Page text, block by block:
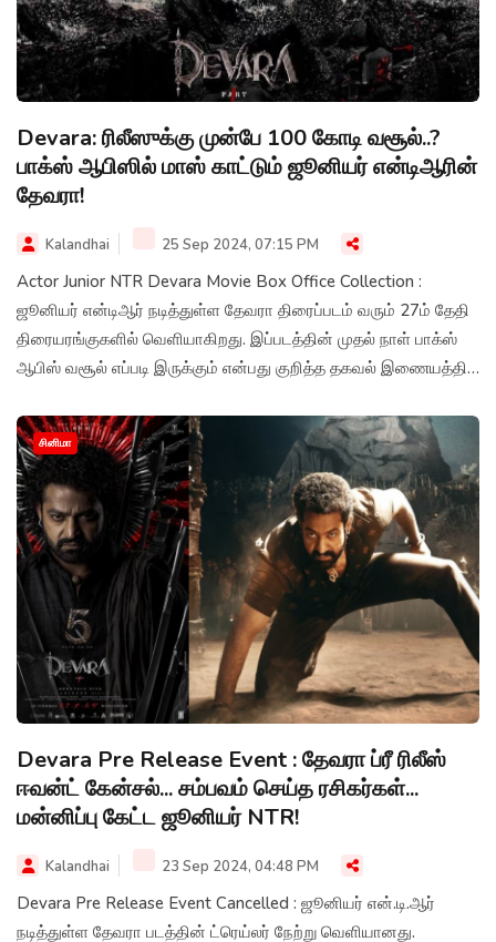
Devara: ரிலீஸுக்கு முன்பே 100 கோடி வசூல்..?
பாக்ஸ் ஆபிஸில் மாஸ் காட்டும் ஜூனியர் என்டிஆரின்
தேவரா!
Kalandhai 25 Sep 2024, 07:15 PM
Actor Junior NTR Devara Movie Box Office Collection :
ஜூனியர் என்டிஆர் நடித்துள்ள தேவரா திரைப்படம் வரும் 27ம் தேதி
திரையரங்குகளில் வெளியாகிறது. இப்படத்தின் முதல் நாள் பாக்ஸ்
ஆபிஸ் வசூல் எப்படி இருக்கும் என்பது குறித்த தகவல் இணையத்தில்
சினிமா
Devara Pre Release Event : தேவரா ப்ரீ ரிலீஸ்
ஈவன்ட் கேன்சல்... சம்பவம் செய்த ரசிகர்கள்...
மன்னிப்பு கேட்ட ஜூனியர் NTR!
Kalandhai 23 Sep 2024, 04:48 PM
Devara Pre Release Event Cancelled : ஜூனியர் என்.டி.ஆர்
நடித்துள்ள தேவரா படத்தின் ட்ரெய்லர் நேற்று வெளியானது.